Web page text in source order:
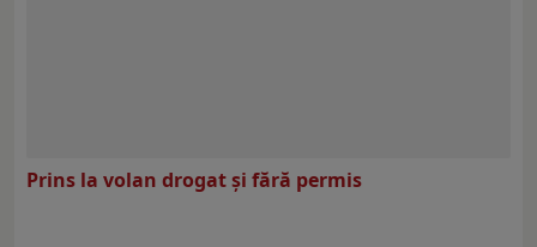
Prins la volan drogat și fără permis